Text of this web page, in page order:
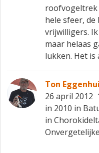
roofvogeltrek
hele sfeer,
vrijwilligers.
maar helaas
lukken. Het is
Ton
26 april 2012
in 2010 in
in